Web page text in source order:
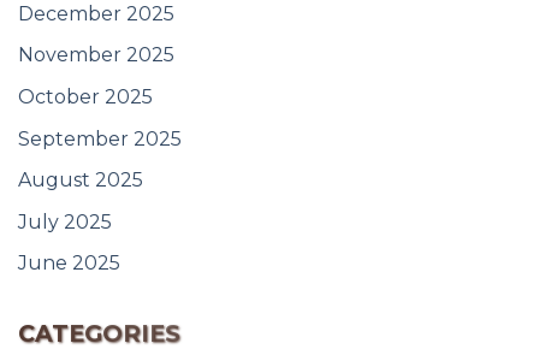
December 2025
November 2025
October 2025
September 2025
August 2025
July 2025
June 2025
CATEGORIES